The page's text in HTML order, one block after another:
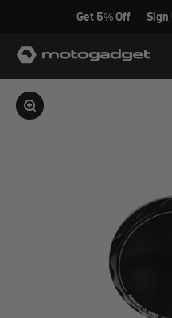
Zum Inhalt springen
Get 5% Off —
motogadget GmbH
Bild vergrößern